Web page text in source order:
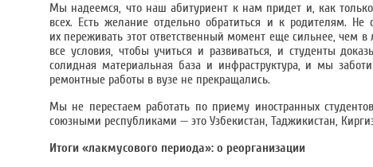
Мы надеемся, что наш абитуриент к нам придет и, как
всех. Есть желание отдельно обратиться и к родителям. Не
их переживать этот ответственный момент еще сильнее, чем
все условия, чтобы учиться и развиваться, и студенты
солидная материальная база и инфраструктура, и мы
ремонтные работы в вузе не прекращались.
Мы не перестаем работать по приему иностранных
союзными республиками — это Узбекистан, Таджикистан,
Итоги «лакмусового периода»: о реорганизации